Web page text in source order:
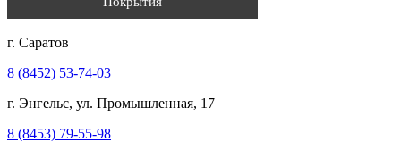
г. Саратов
8 (8452) 53-74-03
г. Энгельс, ул. Промышленная, 17
8 (8453) 79-55-98